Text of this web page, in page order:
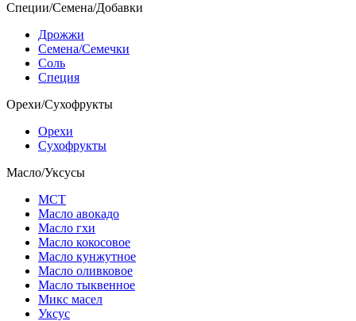
Специи/Семена/Добавки
Дрожжи
Семена/Семечки
Соль
Специя
Орехи/Сухофрукты
Орехи
Сухофрукты
Масло/Уксусы
МСТ
Масло авокадо
Масло гхи
Масло кокосовое
Масло кунжутное
Масло оливковое
Масло тыквенное
Микс масел
Уксус